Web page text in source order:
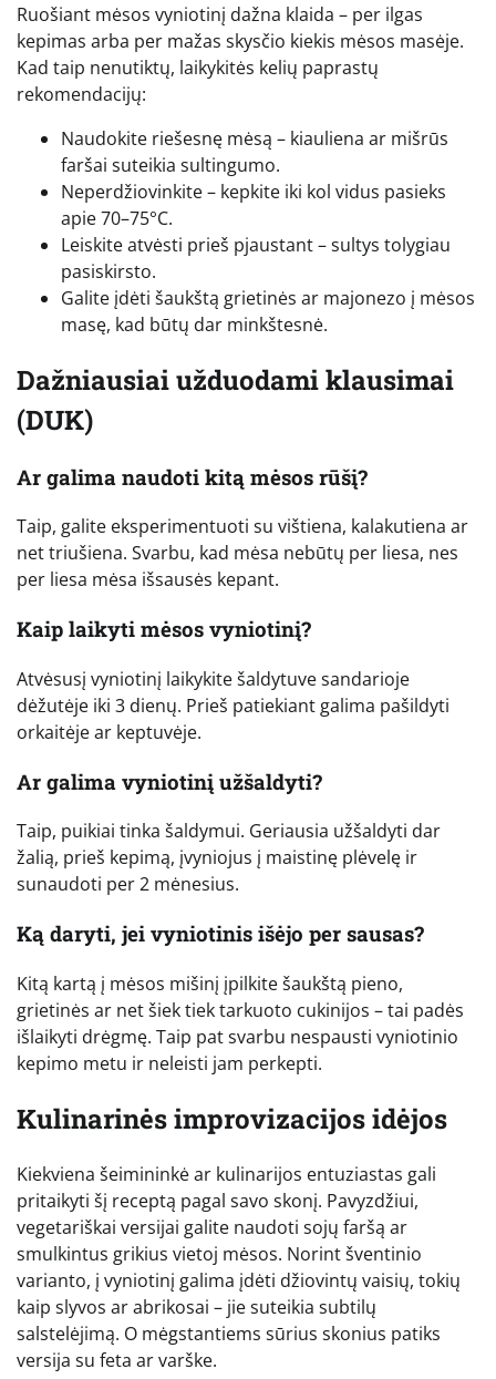
Ruošiant mėsos vyniotinį dažna klaida – per ilgas
kepimas arba per mažas skysčio kiekis mėsos masėje.
Kad taip nenutiktų, laikykitės kelių paprastų
rekomendacijų:
Naudokite riešesnę mėsą – kiauliena ar mišrūs
faršai suteikia sultingumo.
Neperdžiovinkite – kepkite iki kol vidus pasieks
apie 70–75°C.
Leiskite atvėsti prieš pjaustant – sultys tolygiau
pasiskirsto.
Galite įdėti šaukštą grietinės ar majonezo į mėsos
masę, kad būtų dar minkštesnė.
Dažniausiai užduodami klausimai
(DUK)
Ar galima naudoti kitą mėsos rūšį?
Taip, galite eksperimentuoti su vištiena, kalakutiena ar
net triušiena. Svarbu, kad mėsa nebūtų per liesa, nes
per liesa mėsa išsausės kepant.
Kaip laikyti mėsos vyniotinį?
Atvėsusį vyniotinį laikykite šaldytuve sandarioje
dėžutėje iki 3 dienų. Prieš patiekiant galima pašildyti
orkaitėje ar keptuvėje.
Ar galima vyniotinį užšaldyti?
Taip, puikiai tinka šaldymui. Geriausia užšaldyti dar
žalią, prieš kepimą, įvyniojus į maistinę plėvelę ir
sunaudoti per 2 mėnesius.
Ką daryti, jei vyniotinis išėjo per sausas?
Kitą kartą į mėsos mišinį įpilkite šaukštą pieno,
grietinės ar net šiek tiek tarkuoto cukinijos – tai padės
išlaikyti drėgmę. Taip pat svarbu nespausti vyniotinio
kepimo metu ir neleisti jam perkepti.
Kulinarinės improvizacijos idėjos
Kiekviena šeimininkė ar kulinarijos entuziastas gali
pritaikyti šį receptą pagal savo skonį. Pavyzdžiui,
vegetariškai versijai galite naudoti sojų faršą ar
smulkintus grikius vietoj mėsos. Norint šventinio
varianto, į vyniotinį galima įdėti džiovintų vaisių, tokių
kaip slyvos ar abrikosai – jie suteikia subtilų
salstelėjimą. O mėgstantiems sūrius skonius patiks
versija su feta ar varške.